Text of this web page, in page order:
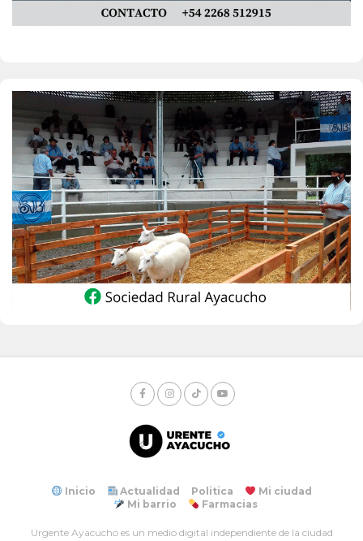
Inicio Actualidad Politica
Mi ciudad
Mi barrio
Farmacias
Urgente Ayacucho es un medio digital independiente de la ciudad